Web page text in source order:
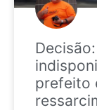
prefeito